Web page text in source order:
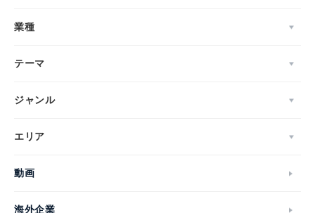
業種
テーマ
ジャンル
エリア
動画
海外企業